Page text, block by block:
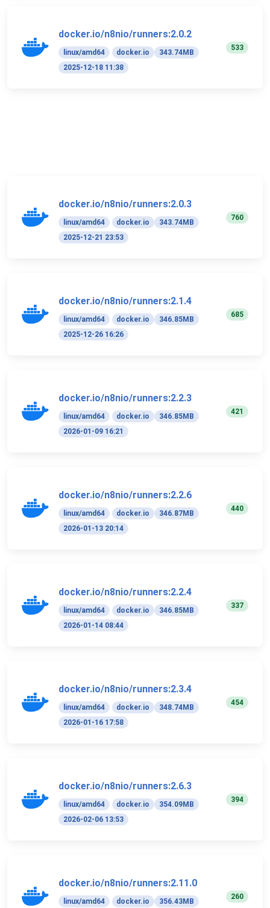
docker.io/n8nio/runners:2.0.2
linux/amd64 docker.io
343.74MB
2025-12-18 11:38
533
docker.io/n8nio/runners:2.0.3
linux/amd64 docker.io
343.74MB
2025-12-21 23:53
760
docker.io/n8nio/runners:2.1.4
linux/amd64 docker.io
346.85MB
2025-12-26 16:26
685
docker.io/n8nio/runners:2.2.3
linux/amd64 docker.io
346.85MB
2026-01-09 16:21
421
docker.io/n8nio/runners:2.2.6
linux/amd64 docker.io
346.87MB
2026-01-13 20:14
440
docker.io/n8nio/runners:2.2.4
linux/amd64 docker.io
346.85MB
2026-01-14 08:44
337
docker.io/n8nio/runners:2.3.4
linux/amd64 docker.io
348.74MB
2026-01-16 17:58
454
docker.io/n8nio/runners:2.6.3
linux/amd64 docker.io
354.09MB
2026-02-06 13:53
394
docker.io/n8nio/runners:2.11.0
linux/amd64 docker.io
356.43MB
260